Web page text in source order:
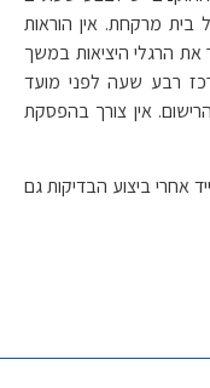
בית מרקחת. אין הוראות
את הרגלי היציאות במשך
רבע שעה לפני מועד
אין צורך בהפסקת
אחרי ביצוע הבדיקות גם